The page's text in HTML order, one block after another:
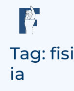
Tag:
ia